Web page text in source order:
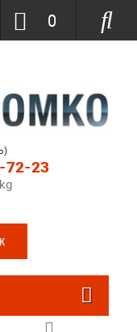
72-23
0